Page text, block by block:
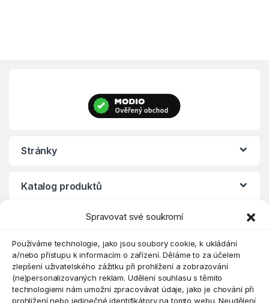
Spravovat své soukromí
Používáme technologie, jako jsou soubory cookie, k ukládání
a/nebo přístupu k informacím o zařízení. Děláme to za účelem
zlepšení uživatelského zážitku při prohlížení a zobrazování
(ne)personalizovaných reklam. Udělení souhlasu s těmito
technologiemi nám umožní zpracovávat údaje, jako je chování při
prohlížení nebo jedinečné identifikátory na tomto webu. Neudělení
Stránky
Katalog produktů